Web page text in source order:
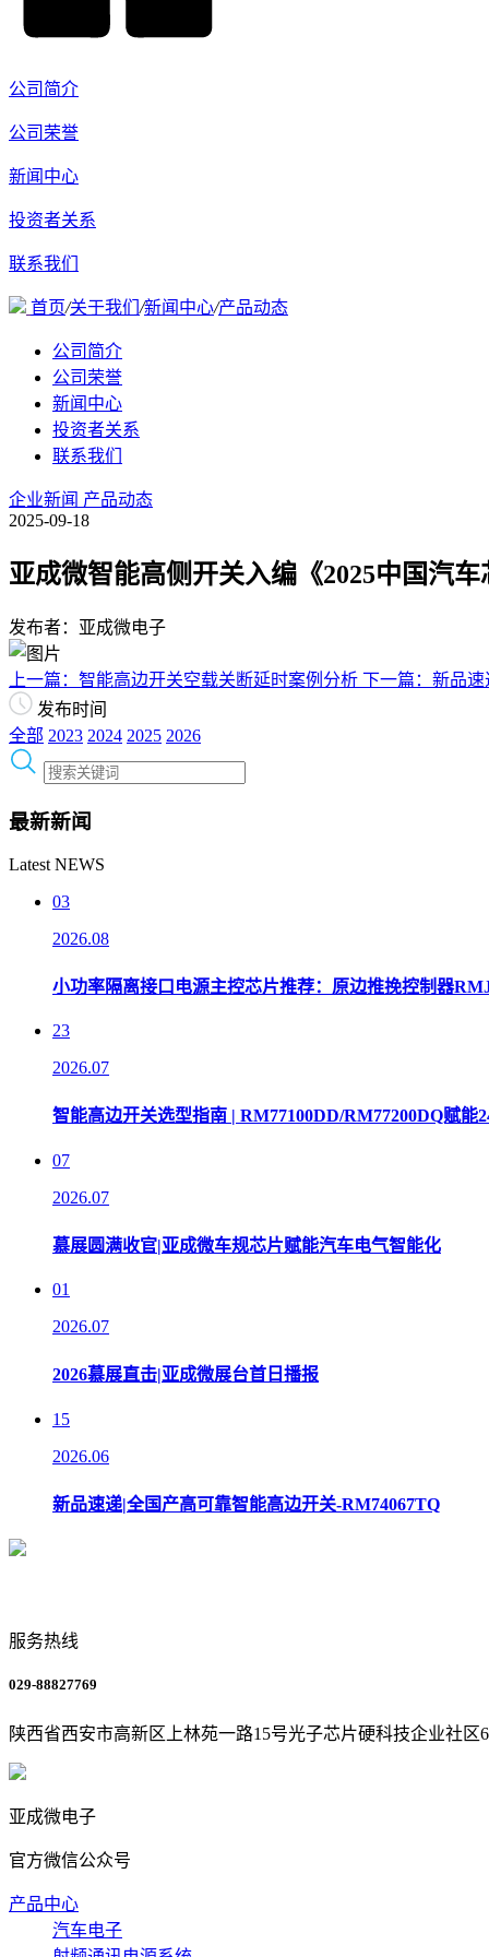
公司简介
公司荣誉
新闻中心
投资者关系
联系我们
首页/关于我们 /新闻中心/产品动态
公司简介
公司荣誉
新闻中心
投资者关系
联系我们
企业新闻 产品动态
2025-09-18
亚成微智能高侧开关入编《2025中国汽
发布者：亚成微电子
上一篇：智能高边开关空载关断延时案例分析 下一篇：新品
发布时间
全部 2023 2024 2025 2026
最新新闻
Latest NEWS
03
2026.08
小功率隔离接口电源主控芯片推荐：原边推挽控制器
23
2026.07
智能高边开关选型指南 | RM77100DD/RM77200DQ赋能
07
2026.07
慕展圆满收官|亚成微车规芯片赋能汽车电气智能化
01
2026.07
2026慕展直击|亚成微展台首日播报
15
2026.06
新品速递|全国产高可靠智能高边开关-RM74067TQ
服务热线
029-88827769
陕西省西安市高新区上林苑一路15号光子芯片硬科技企业社区
亚成微电子
官方微信公众号
产品中心
汽车电子